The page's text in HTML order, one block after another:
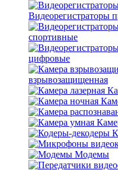
Видеорегистраторы
спортивные
цифровые
взрывозащищенная
Модемы